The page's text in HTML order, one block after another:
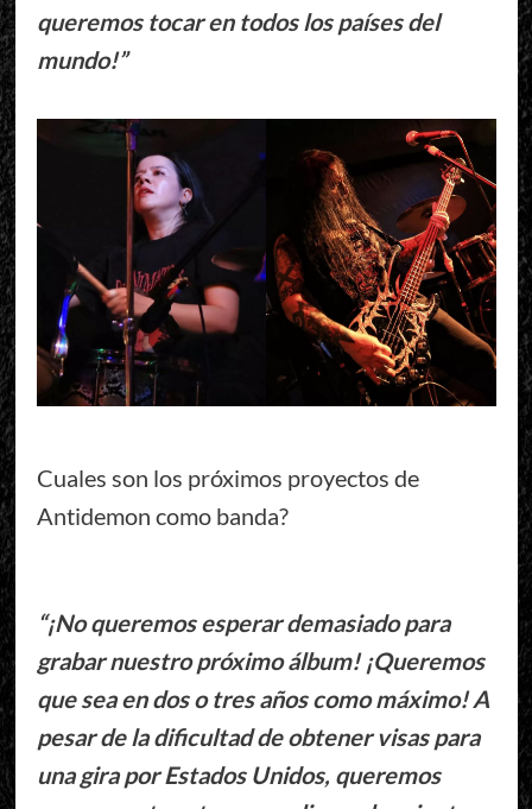
queremos tocar en todos los países del
mundo!”
Cuales son los próximos proyectos de
Antidemon como banda?
“¡No queremos esperar demasiado para
grabar nuestro próximo álbum! ¡Queremos
que sea en dos o tres años como máximo! A
pesar de la dificultad de obtener visas para
una gira por Estados Unidos, queremos